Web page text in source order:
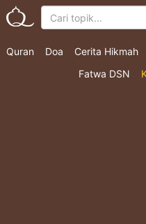
Quran Doa Cerita Hikmah
Fatwa DSN